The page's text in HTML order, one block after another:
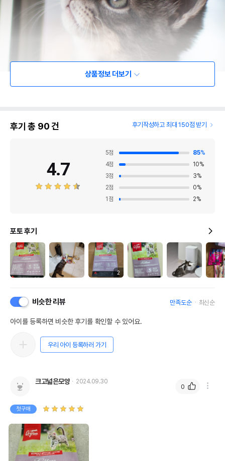
상품정보 더보기
후기 총 90건 후기작성하고 최대 150점 받기
4.7
5점 85%
4점 10%
3점 3%
2점 0%
1 점 2%
포토 후기
2
비슷한 리뷰 만족도순 최신순
아이를 등록하면 비슷한 후기를 확인할 수 있어요.
우리 아이 등록하러 가기
크고넓은모양 2024.09.30
첫구매
0